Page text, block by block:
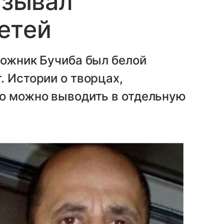
Бучиба был белой
Истории о творцах,
можно выводить в отдельную